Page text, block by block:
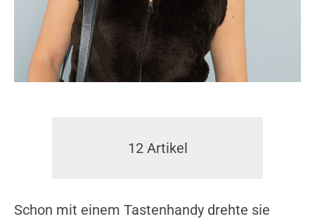
12Artikel
Schon mit einem Tastenhandy drehte sie